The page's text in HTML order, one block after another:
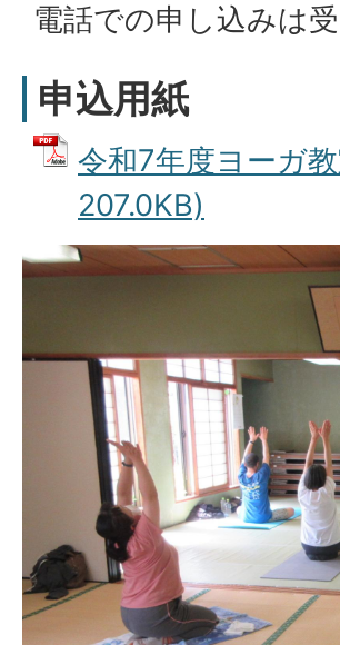
電話での申し込みは
申込用紙
令和7年度ヨーガ
207.0KB)